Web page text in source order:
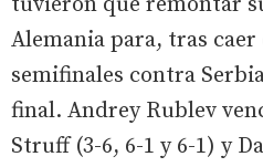
Alemania para, tras caer
semifinales contra
final. Andrey Rublev
Struff (3-6, 6-1 y 6-1) y